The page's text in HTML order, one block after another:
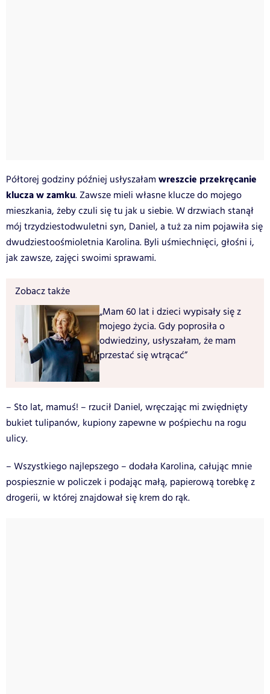
Półtorej godziny później usłyszałam wreszcie przekręcanie
klucza w zamku. Zawsze mieli własne klucze do mojego
mieszkania, żeby czuli się tu jak u siebie. W drzwiach stanął
mój trzydziestodwuletni syn, Daniel, a tuż za nim pojawiła się
dwudziestoośmioletnia Karolina. Byli uśmiechnięci, głośni i,
jak zawsze, zajęci swoimi sprawami.
Zobacz także
„Mam 60 lat i dzieci wypisały się z
mojego życia. Gdy poprosiła o
odwiedziny, usłyszałam, że mam
przestać się wtrącać”
– Sto lat, mamuś! – rzucił Daniel, wręczając mi zwiędnięty
bukiet tulipanów, kupiony zapewne w pośpiechu na rogu
ulicy.
– Wszystkiego najlepszego – dodała Karolina, całując mnie
pospiesznie w policzek i podając małą, papierową torebkę z
drogerii, w której znajdował się krem do rąk.